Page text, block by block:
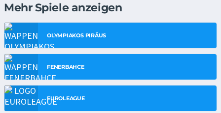
Mehr Spiele anzeigen
OLYMPIAKOS PIRÄUS
FENERBAHCE
EUROLEAGUE